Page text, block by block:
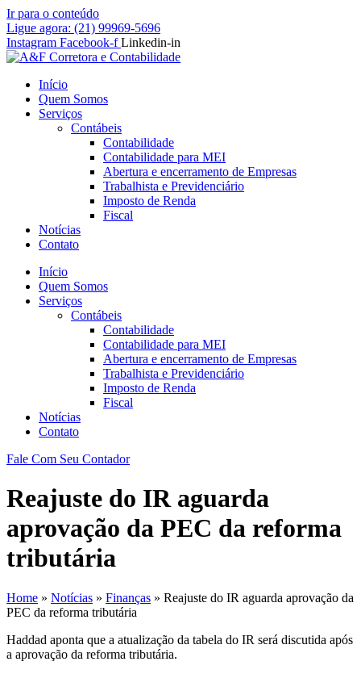
Ir para o conteúdo
Ligue agora: (21) 99969-5696
Instagram Facebook-f Linkedin-in
Início
Quem Somos
Serviços
Contábeis
Contabilidade
Contabilidade para MEI
Abertura e encerramento de Empresas
Trabalhista e Previdenciário
Imposto de Renda
Fiscal
Notícias
Contato
Início
Quem Somos
Serviços
Contábeis
Contabilidade
Contabilidade para MEI
Abertura e encerramento de Empresas
Trabalhista e Previdenciário
Imposto de Renda
Fiscal
Notícias
Contato
Fale Com Seu Contador
Reajuste do IR aguarda
aprovação da PEC da reforma
tributária
Home » Notícias » Finanças » Reajuste do IR aguarda aprovação da
PEC da reforma tributária
Haddad aponta que a atualização da tabela do IR será discutida após
a aprovação da reforma tributária.